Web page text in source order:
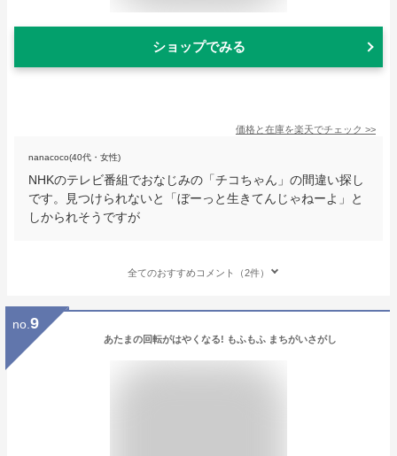
ショップでみる
価格と在庫を楽天でチェック >>
nanacoco(40代・女性)
NHKのテレビ番組でおなじみの「チコちゃん」の間違い探し
です。見つけられないと「ぼーっと生きてんじゃねーよ」と
しかられそうですが
全てのおすすめコメント（2件）
no. 9
あたまの回転がはやくなる! もふもふ まちがいさがし